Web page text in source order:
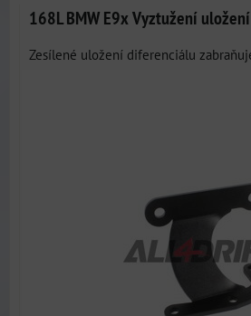
168L BMW E9x Vyztužení
Zesílené uložení diferenciálu